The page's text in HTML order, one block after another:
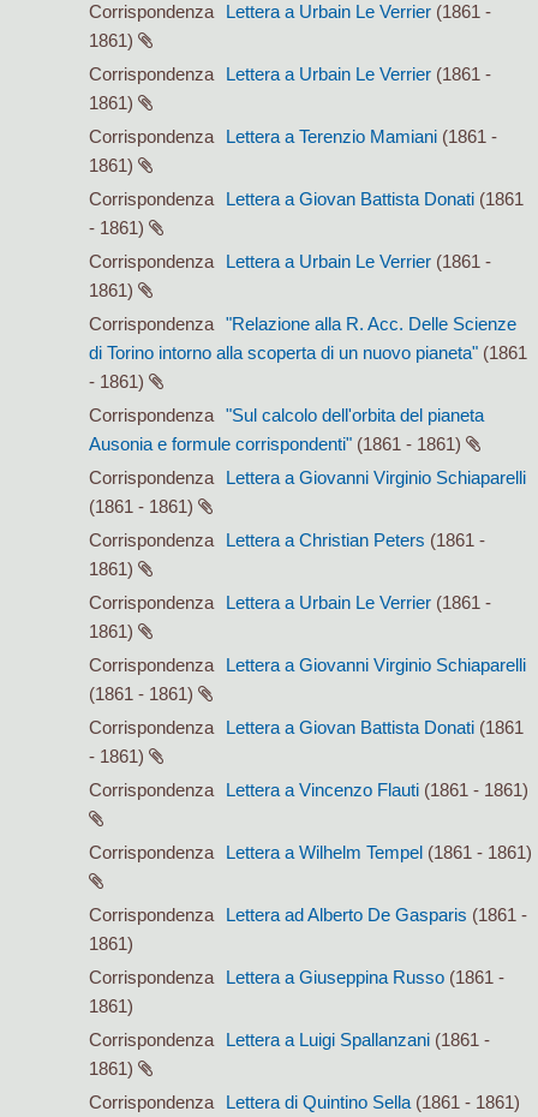
Corrispondenza Lettera a Urbain Le Verrier (1861 -
1861)
Corrispondenza
Lettera a Urbain Le Verrier (1861 -
1861)
Corrispondenza
Lettera a Terenzio Mamiani (1861 -
1861)
Corrispondenza
Lettera a Giovan Battista Donati (1861
- 1861)
Corrispondenza
Lettera a Urbain Le Verrier (1861 -
1861)
Corrispondenza
"Relazione alla R. Acc. Delle Scienze
di Torino intorno alla scoperta di un nuovo pianeta" (1861
- 1861)
Corrispondenza
"Sul calcolo dell'orbita del pianeta
Ausonia e formule corrispondenti" (1861 - 1861)
Corrispondenza
Lettera a Giovanni Virginio Schiaparelli
(1861 - 1861)
Corrispondenza
Lettera a Christian Peters (1861 -
1861)
Corrispondenza
Lettera a Urbain Le Verrier (1861 -
1861)
Corrispondenza
Lettera a Giovanni Virginio Schiaparelli
(1861 - 1861)
Corrispondenza
Lettera a Giovan Battista Donati (1861
- 1861)
Corrispondenza
Lettera a Vincenzo Flauti (1861 - 1861)
Corrispondenza Lettera a Wilhelm Tempel (1861 - 1861)
Corrispondenza Lettera ad Alberto De Gasparis (1861 -
1861)
Corrispondenza
Lettera a Giuseppina Russo (1861 -
1861)
Corrispondenza
Lettera a Luigi Spallanzani (1861 -
1861)
Corrispondenza
Lettera di Quintino Sella (1861 - 1861)